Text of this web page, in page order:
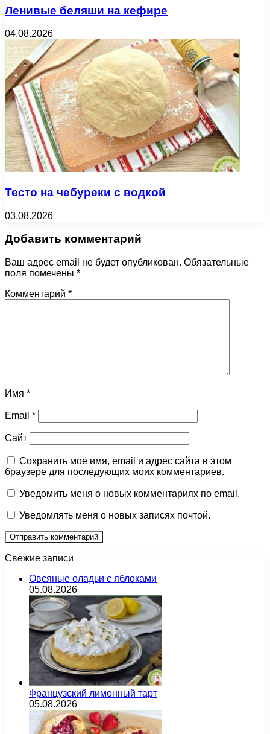
Ленивые беляши на кефире
04.08.2026
Тесто на чебуреки с водкой
03.08.2026
Добавить комментарий
Ваш адрес email не будет опубликован. Обязательные
поля помечены *
Комментарий *
Имя *
Email *
Сайт
Сохранить моё имя, email и адрес сайта в этом
браузере для последующих моих комментариев.
Уведомить меня о новых комментариях по email.
Уведомлять меня о новых записях почтой.
Свежие записи
Овсяные оладьи с яблоками
05.08.2026
Французский лимонный тарт
05.08.2026